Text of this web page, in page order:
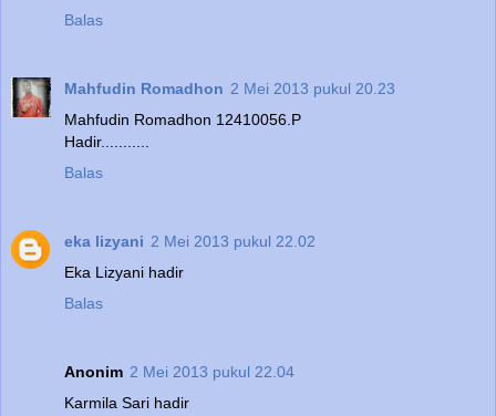
Balas
Mahfudin Romadhon 2 Mei 2013 pukul 20.23
Mahfudin Romadhon 12410056.P
Hadir...........
Balas
eka lizyani 2 Mei 2013 pukul 22.02
Eka Lizyani hadir
Balas
Anonim 2 Mei 2013 pukul 22.04
Karmila Sari hadir